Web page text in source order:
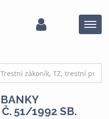
Menu
51/1992 SB.